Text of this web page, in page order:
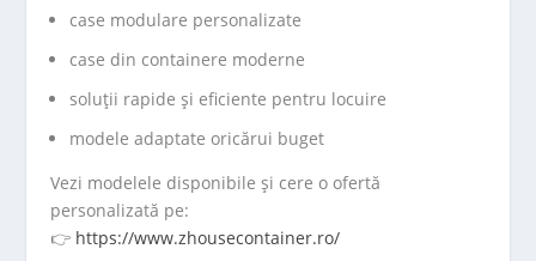
case modulare personalizate
case din containere moderne
soluții rapide și eficiente pentru locuire
modele adaptate oricărui buget
Vezi modelele disponibile și cere o ofertă
personalizată pe:
👉 https://www.zhousecontainer.ro/